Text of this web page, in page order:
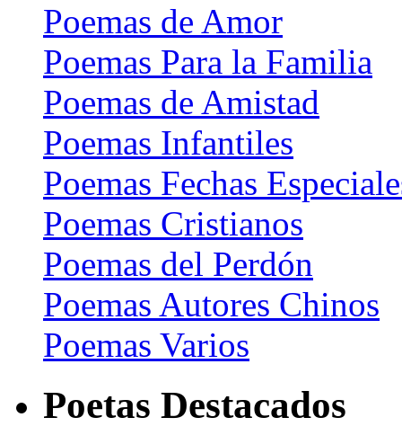
Poemas de Amor
Poemas Para la Familia
Poemas de Amistad
Poemas Infantiles
Poemas Fechas
Poemas Cristianos
Poemas del Perdón
Poemas Autores Chinos
Poemas Varios
Poetas Destacados